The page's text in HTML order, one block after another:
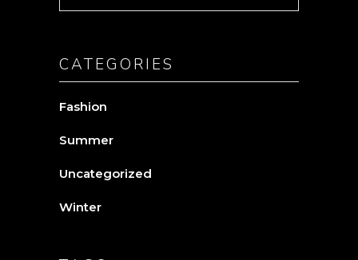
CATEGORIES
Fashion
Summer
Uncategorized
Winter